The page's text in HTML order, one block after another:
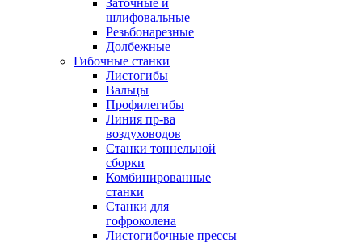
Заточные и
шлифовальные
Резьбонарезные
Долбежные
Гибочные станки
Листогибы
Вальцы
Профилегибы
Линия пр-ва
воздуховодов
Станки тоннельной
сборки
Комбинированные
станки
Станки для
гофроколена
Листогибочные прессы